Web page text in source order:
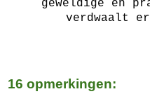
geweldige en
verdwaalt
16 opmerkingen: